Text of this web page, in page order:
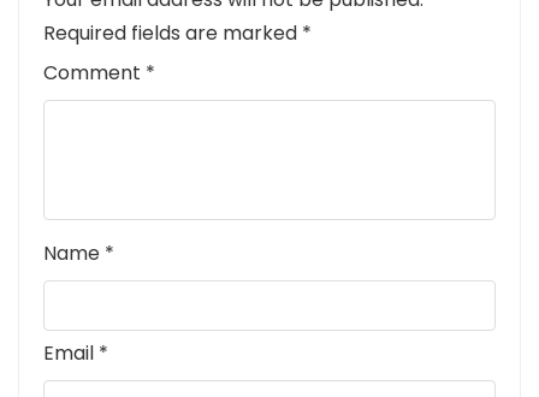
Required fields are marked *
Comment *
Name *
Email *